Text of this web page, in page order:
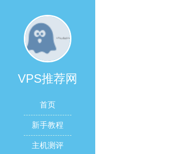
VPS推荐网
首页
新手教程
主机测评